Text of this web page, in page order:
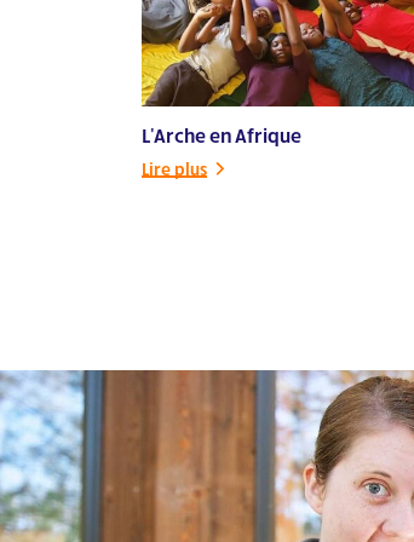
Visitez le site Web
L’Arche Comox Valley
Visitez le site Web
L’Arche Daybreak Richmond Hill
L’Arche Greater Vancouver
Visitez le site Web
L’Arche Hamilton
Visitez le site Web
L'Arche en Afrique
Lire plus